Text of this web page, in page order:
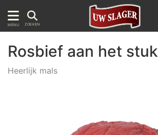
MENU ZOEKEN
Rosbief aan het stuk
Heerlijk mals